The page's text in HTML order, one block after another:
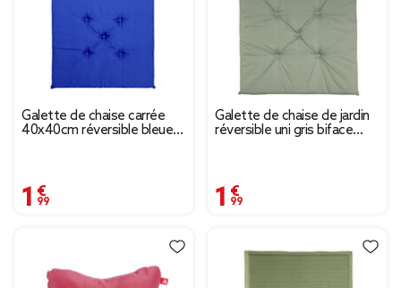
Galette de chaise carrée
40x40cm réversible bleue
1,99 €
Galette de chaise de jardin
réversible uni gris biface
1,99 €